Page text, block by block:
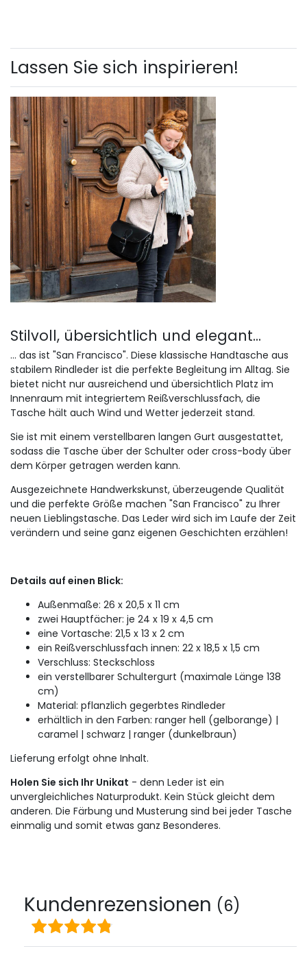
Lassen Sie sich inspirieren!
Stilvoll, übersichtlich und elegant...
... das ist "San Francisco". Diese klassische Handtasche aus
stabilem Rindleder ist die perfekte Begleitung im Alltag. Sie
bietet nicht nur ausreichend und übersichtlich Platz im
Innenraum mit integriertem Reißverschlussfach, die
Tasche hält auch Wind und Wetter jederzeit stand.
Sie ist mit einem verstellbaren langen Gurt ausgestattet,
sodass die Tasche über der Schulter oder cross-body über
dem Körper getragen werden kann.
Ausgezeichnete Handwerkskunst, überzeugende Qualität
und die perfekte Größe machen "San Francisco" zu Ihrer
neuen Lieblingstasche. Das Leder wird sich im Laufe der Zeit
verändern und seine ganz eigenen Geschichten erzählen!
Details auf einen Blick:
Außenmaße: 26 x 20,5 x 11 cm
zwei Hauptfächer: je 24 x 19 x 4,5 cm
eine Vortasche: 21,5 x 13 x 2 cm
ein Reißverschlussfach innen: 22 x 18,5 x 1,5 cm
Verschluss: Steckschloss
ein verstellbarer Schultergurt (maximale Länge 138
cm)
Material: pflanzlich gegerbtes Rindleder
erhältlich in den Farben: ranger hell (gelborange) |
caramel | schwarz | ranger (dunkelbraun)
Lieferung erfolgt ohne Inhalt.
Holen Sie sich Ihr Unikat - denn Leder ist ein
unvergleichliches Naturprodukt. Kein Stück gleicht dem
anderen. Die Färbung und Musterung sind bei jeder Tasche
einmalig und somit etwas ganz Besonderes.
Kundenrezensionen (6)